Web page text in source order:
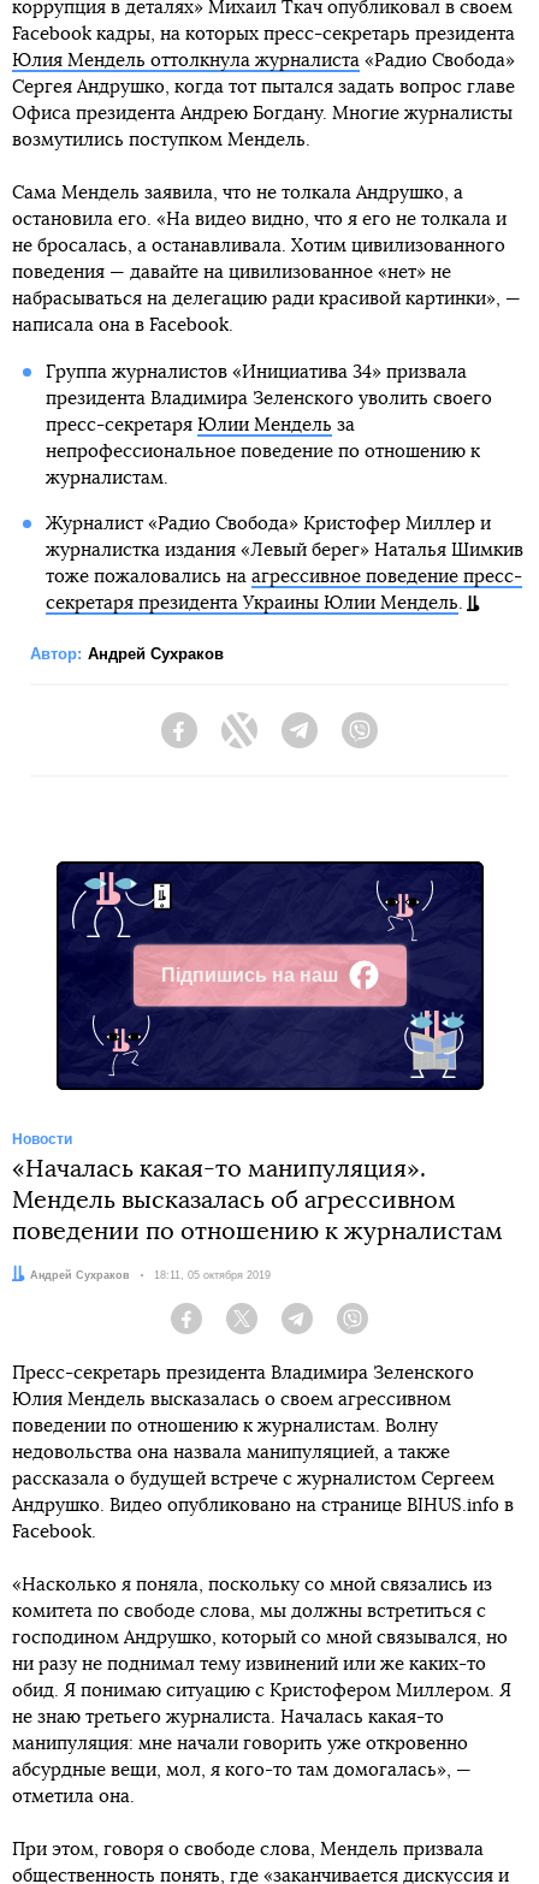
коррупция в деталях» Михаил Ткач опубликовал в своем
Facebook кадры, на которых пресс-секретарь президента
Юлия Мендель оттолкнула журналиста «Радио Свобода»
Сергея Андрушко, когда тот пытался задать вопрос главе
Офиса президента Андрею Богдану. Многие журналисты
возмутились поступком Мендель.
Сама Мендель заявила, что не толкала Андрушко, а
остановила его. «На видео видно, что я его не толкала и
не бросалась, а останавливала. Хотим цивилизованного
поведения — давайте на цивилизованное «нет» не
набрасываться на делегацию ради красивой картинки», —
написала она в Facebook.
Группа журналистов «Инициатива 34» призвала
президента Владимира Зеленского уволить своего
пресс-секретаря Юлии Мендель за
непрофессиональное поведение по отношению к
журналистам.
Журналист «Радио Свобода» Кристофер Миллер и
журналистка издания «Левый берег» Наталья Шимкив
тоже пожаловались на агрессивное поведение пресс-
секретаря президента Украины Юлии Мендель.
Автор: Андрей Сухраков
FacebookTwitter Telegram
Підпишись на наш
Facebook
Новости
«Началась какая-то манипуляция».
Мендель высказалась об агрессивном
поведении по отношению к журналистам
Автор:
Андрей Сухраков Дата:
18:11, 05 октября 2019
Facebook Twitter Telegram
Пресс-секретарь президента Владимира Зеленского
Юлия Мендель высказалась о своем агрессивном
поведении по отношению к журналистам. Волну
недовольства она назвала манипуляцией, а также
рассказала о будущей встрече с журналистом Сергеем
Андрушко. Видео опубликовано на странице BIHUS.info в
Faceboоk.
«Насколько я поняла, поскольку со мной связались из
комитета по свободе слова, мы должны встретиться с
господином Андрушко, который со мной связывался, но
ни разу не поднимал тему извинений или же каких-то
обид. Я понимаю ситуацию с Кристофером Миллером. Я
не знаю третьего журналиста. Началась какая-то
манипуляция: мне начали говорить уже откровенно
абсурдные вещи, мол, я кого-то там домогалась», —
отметила она.
При этом, говоря о свободе слова, Мендель призвала
общественность понять, где «заканчивается дискуссия и